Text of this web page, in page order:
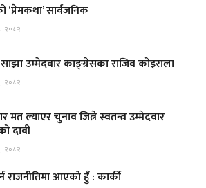
‘प्रेमकथा’ सार्वजनिक
२०८२
उम्मेदवार काङ्ग्रेसका राजिव कोइराला
२०८२
मत ल्याएर चुनाव जित्ने स्वतन्त्र उम्मेदवार
दावी
२०८२
राजनीतिमा आएको हुँ : कार्की